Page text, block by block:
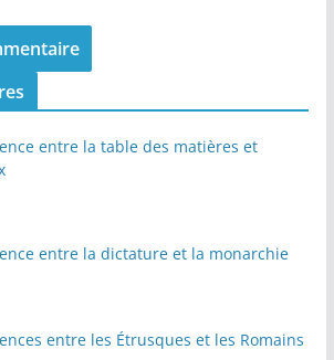
entre la table des matières et
entre la dictature et la monarchie
entre les Étrusques et les Romains